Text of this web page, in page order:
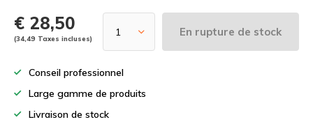
€ 28,50
(34,49 Taxes incluses)
En rupture de stock
Conseil professionnel
Large gamme de produits
Livraison de stock